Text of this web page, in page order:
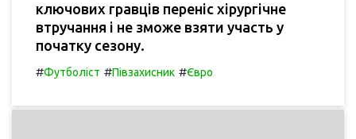
ключових гравців переніс хірургічне
втручання і не зможе взяти участь у
початку сезону.
#Футболіст #Півзахисник #Євро